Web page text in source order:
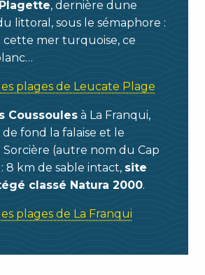
Plagette, dernière dune
littoral, sous le sémaphore :
cette mer turquoise, ce
plages de Leucate Plage
Coussoules à La Franqui,
fond la falaise et le
Sorcière (autre nom du Cap
8 km de sable intact, site
classé Natura 2000.
plages de La Franqui